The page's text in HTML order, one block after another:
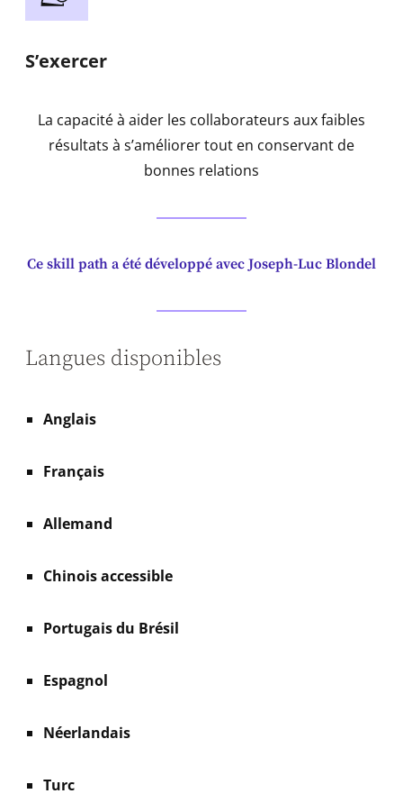
S’exercer
La capacité à aider les collaborateurs aux faibles
résultats à s’améliorer tout en conservant de
bonnes relations
Ce skill path a été développé avec Joseph-Luc Blondel
Langues disponibles
Anglais
Français
Allemand
Chinois accessible
Portugais du Brésil
Espagnol
Néerlandais
Turc